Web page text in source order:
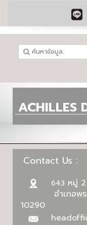
ACHILLES
Contact Us :
643 หมู่
อำเภอพระสมุ
10290